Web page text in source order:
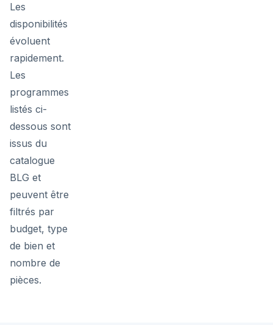
Les
disponibilités
évoluent
rapidement.
Les
programmes
listés ci-
dessous sont
issus du
catalogue
BLG et
peuvent être
filtrés par
budget, type
de bien et
nombre de
pièces.